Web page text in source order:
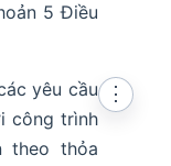
5 Điều
yêu cầu
công trình
theo thỏa
⋮